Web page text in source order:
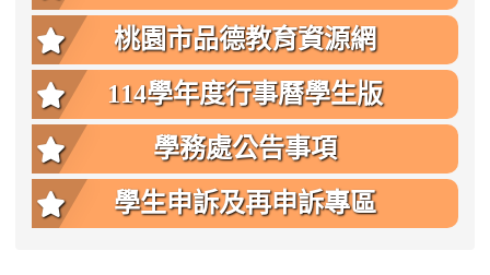
桃園市品德教育資源網
114學年度行事曆學生版
學務處公告事項
學生申訴及再申訴專區